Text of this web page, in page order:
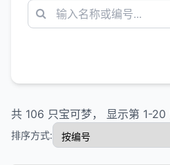
共 106 只宝可梦， 显示第 1-20
排序方式: